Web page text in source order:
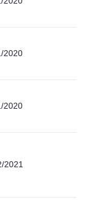
2020
2020
2021